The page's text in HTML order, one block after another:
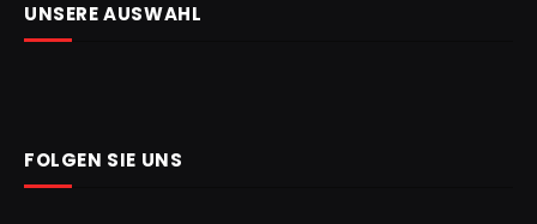
UNSERE AUSWAHL
FOLGEN SIE UNS